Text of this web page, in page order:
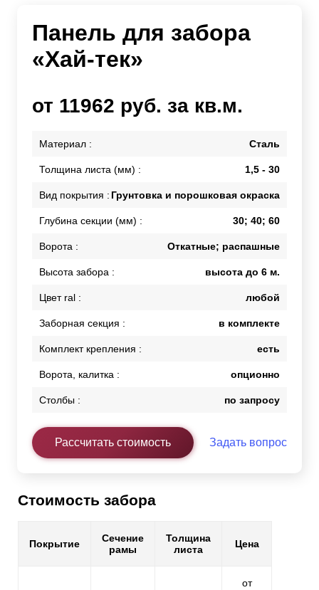
Панель для забора
«Хай-тек»
от 11962 руб. за кв.м.
Материал : Сталь
Толщина листа (мм) : 1,5 - 30
Вид покрытия : Грунтовка и порошковая окраска
Глубина секции (мм) : 30; 40; 60
Ворота : Откатные; распашные
Высота забора : высота до 6 м.
Цвет ral : любой
Заборная секция : в комплекте
Комплект крепления : есть
Ворота, калитка : опционно
Столбы : по запросу
Рассчитать стоимость Задать вопрос
Стоимость забора
Покрытие
Сечение
рамы
Толщина
листа
Цена
от